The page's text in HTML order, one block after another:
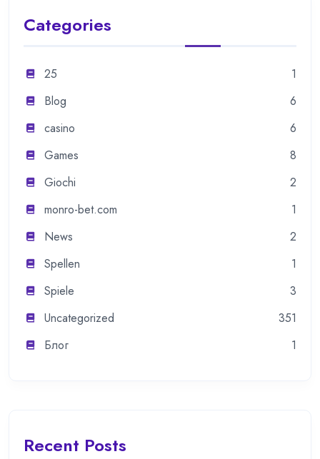
Categories
25
1
Blog
6
casino
6
Games
8
Giochi
2
monro-bet.com
1
News
2
Spellen
1
Spiele
3
Uncategorized
351
Блог
1
Recent Posts